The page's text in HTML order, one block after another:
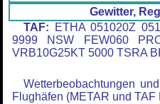
Gewitter,
TAF: ETHA 051020Z
9999 NSW FEW060
VRB10G25KT 5000 TSRA
Wetterbeobachtungen
Flughäfen (METAR und TAF